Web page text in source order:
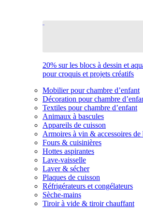
20% sur les blocs à dessin et
pour croquis et projets créatifs
Mobilier pour chambre d’enfant
Décoration pour chambre
Textiles pour chambre d’enfant
Animaux à bascules
Appareils de cuisson
Armoires à vin & accessoires de
Fours & cuisinières
Hottes aspirantes
Lave-vaisselle
Laver & sécher
Plaques de cuisson
Réfrigérateurs et congélateurs
Sèche-mains
Tiroir à vide & tiroir chauffant